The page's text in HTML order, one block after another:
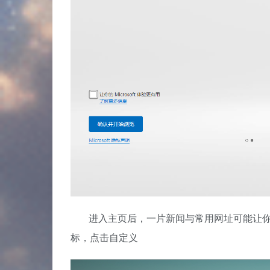
进入主页后，一片新闻与常用网址可能让
标，点击自定义